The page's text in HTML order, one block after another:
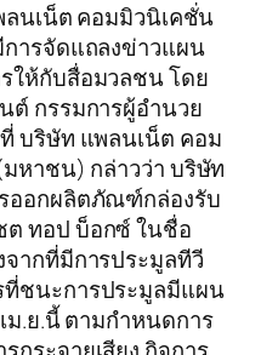
นเน็ต คอมมิวนิเคชั่น
ารจัดแถลงข่าวแผน
ให้กับสื่อมวลชน โดย
ต์ กรรมการผู้อำนวย
บริษัท แพลนเน็ต คอม
หาชน) กล่าวว่า บริษัท
ออกผลิตภัณฑ์กล่องรับ
ทอป บ็อกซ์ ในชื่อ
ากที่มีการประมูลทีวี
ชนะการประมูลมีแผน
ม.ย.นี้ ตามกำหนดการ